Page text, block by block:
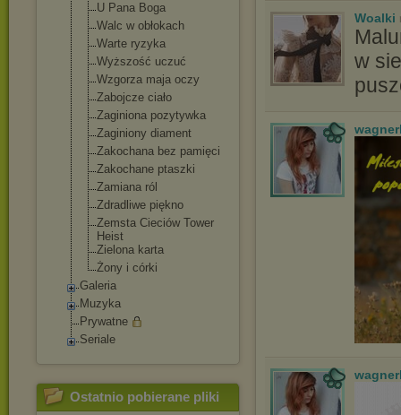
U Pana Boga
Walc w obłokach
Warte ryzyka
Wyższość uczuć
Wzgorza maja oczy
Zabojcze ciało
Zaginiona pozytywka
Zaginiony diament
Zakochana bez pamięci
Zakochane ptaszki
Zamiana ról
Zdradliwe piękno
Zemsta Cieciów Tower
Heist
Zielona karta
Żony i córki
Galeria
Muzyka
Prywatne
Seriale
Ostatnio pobierane pliki
Woalki
w